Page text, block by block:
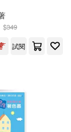
贈線上MP3)
$349
試閱